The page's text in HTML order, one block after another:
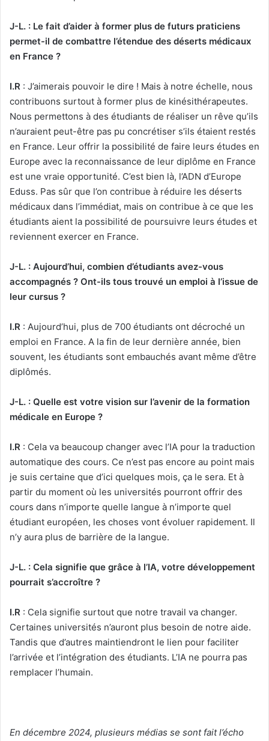
J-L. : Le fait d’aider à former plus de futurs praticiens
permet-il de combattre l’étendue des déserts médicaux
en France ?
I.R : J’aimerais pouvoir le dire ! Mais à notre échelle, nous
contribuons surtout à former plus de kinésithérapeutes.
Nous permettons à des étudiants de réaliser un rêve qu’ils
n’auraient peut-être pas pu concrétiser s’ils étaient restés
en France. Leur offrir la possibilité de faire leurs études en
Europe avec la reconnaissance de leur diplôme en France
est une vraie opportunité. C’est bien là, l’ADN d’Europe
Eduss. Pas sûr que l’on contribue à réduire les déserts
médicaux dans l’immédiat, mais on contribue à ce que les
étudiants aient la possibilité de poursuivre leurs études et
reviennent exercer en France.
J-L. : Aujourd’hui, combien d’étudiants avez-vous
accompagnés ? Ont-ils tous trouvé un emploi à l’issue de
leur cursus ?
I.R : Aujourd’hui, plus de 700 étudiants ont décroché un
emploi en France. A la fin de leur dernière année, bien
souvent, les étudiants sont embauchés avant même d’être
diplômés.
J-L. : Quelle est votre vision sur l’avenir de la formation
médicale en Europe ?
I.R : Cela va beaucoup changer avec l’IA pour la traduction
automatique des cours. Ce n’est pas encore au point mais
je suis certaine que d’ici quelques mois, ça le sera. Et à
partir du moment où les universités pourront offrir des
cours dans n’importe quelle langue à n’importe quel
étudiant européen, les choses vont évoluer rapidement. Il
n’y aura plus de barrière de la langue.
J-L. : Cela signifie que grâce à l’IA, votre développement
pourrait s’accroître ?
I.R : Cela signifie surtout que notre travail va changer.
Certaines universités n’auront plus besoin de notre aide.
Tandis que d’autres maintiendront le lien pour faciliter
l’arrivée et l’intégration des étudiants. L’IA ne pourra pas
remplacer l’humain.
En décembre 2024, plusieurs médias se sont fait l’écho